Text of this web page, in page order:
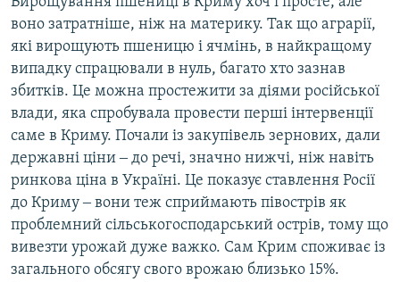
воно затратніше, ніж на материку. Так що аграрії,
які вирощують пшеницю і ячмінь, в найкращому
випадку спрацювали в нуль, багато хто зазнав
збитків. Це можна простежити за діями російської
влади, яка спробувала провести перші інтервенції
саме в Криму. Почали із закупівель зернових, дали
державні ціни ‒ до речі, значно нижчі, ніж навіть
ринкова ціна в Україні. Це показує ставлення Росії
до Криму ‒ вони теж сприймають півострів як
проблемний сільськогосподарський острів, тому що
вивезти урожай дуже важко. Сам Крим споживає із
загального обсягу свого врожаю близько 15%.